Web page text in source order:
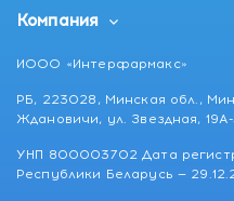
Компания
ИООО «Интерфармакс»
РБ, 223028, Минская обл.,
Ждановичи, ул. Звездная,
УНП 800003702 Дата
Республики Беларусь —